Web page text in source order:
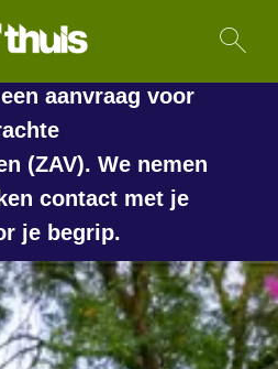
de homepage
voordat we
aanvraag voor
(ZAV). We nemen
contact met je
je begrip.